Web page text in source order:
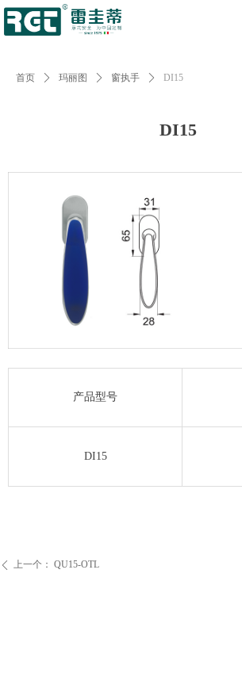
首页 ꄲ 玛丽图 ꄲ 窗执手 ꄲ DI15
DI15
ꄴ 上一个： QU15-OTL
产品型号
DI15